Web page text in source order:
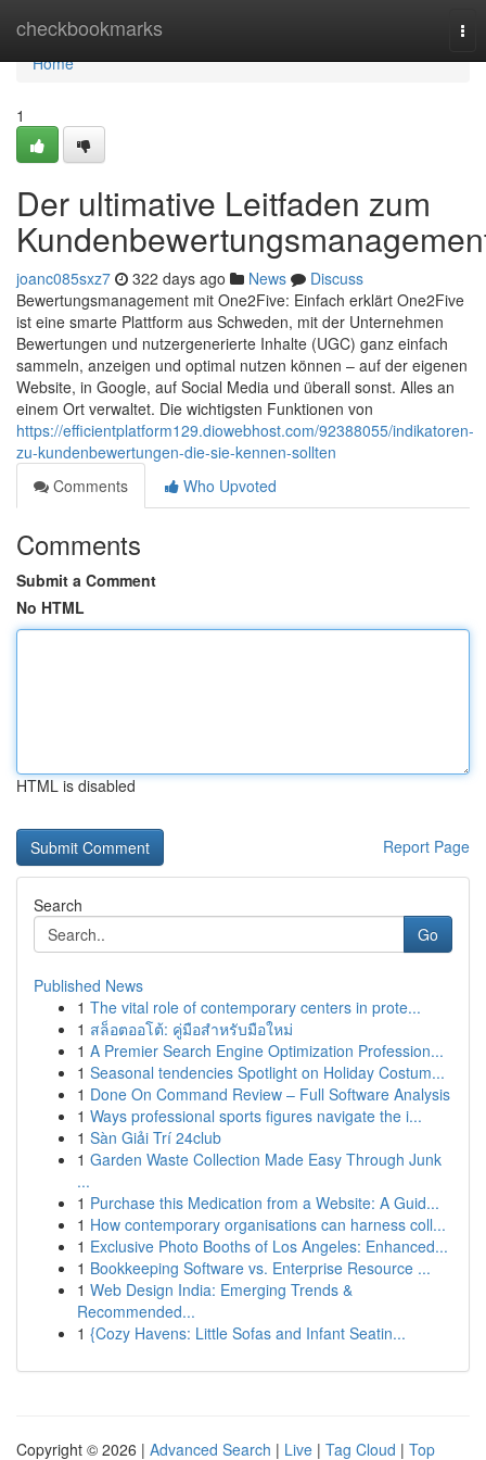
checkbookmarks
Home
Home
1
Der ultimative Leitfaden zum
joanc085sxz7 322 days ago News
Discuss
Bewertungsmanagement mit One2Five: Einfach erklärt One2Five
ist eine smarte Plattform aus Schweden, mit der Unternehmen
Bewertungen und nutzergenerierte Inhalte (UGC) ganz einfach
sammeln, anzeigen und optimal nutzen können – auf der eigenen
Website, in Google, auf Social Media und überall sonst. Alles an
einem Ort verwaltet. Die wichtigsten Funktionen von
https://efficientplatform129.diowebhost.com/92388055/indikatoren-
zu-kundenbewertungen-die-sie-kennen-sollten
Comments
Who Upvoted
Comments
Submit a Comment
No HTML
HTML is disabled
Report Page
Search
Go
Published News
1 The vital role of contemporary centers in prote...
1 สล็อตออโต้: คู่มือสำหรับมือใหม่
1 A Premier Search Engine Optimization Profession...
1 Seasonal tendencies Spotlight on Holiday Costum...
1 Done On Command Review – Full Software Analysis
1 Ways professional sports figures navigate the i...
1 Sàn Giải Trí 24club
1 Garden Waste Collection Made Easy Through Junk
...
1 Purchase this Medication from a Website: A Guid...
1 How contemporary organisations can harness coll...
1 Exclusive Photo Booths of Los Angeles: Enhanced...
1 Bookkeeping Software vs. Enterprise Resource ...
1 Web Design India: Emerging Trends &
Recommended...
1 {Cozy Havens: Little Sofas and Infant Seatin...
Copyright © 2026 | Advanced Search | Live | Tag Cloud | Top